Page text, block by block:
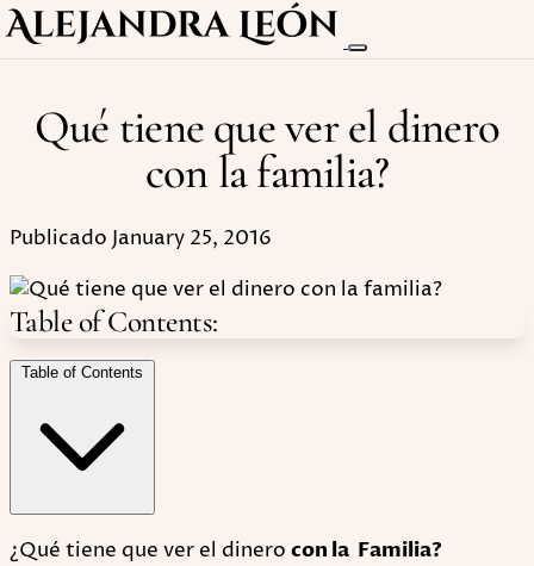
Qué tiene que ver el dinero
con la familia?
Publicado January 25, 2016
Table of Contents:
Table of Contents
¿Qué tiene que ver el dinero con la Familia?